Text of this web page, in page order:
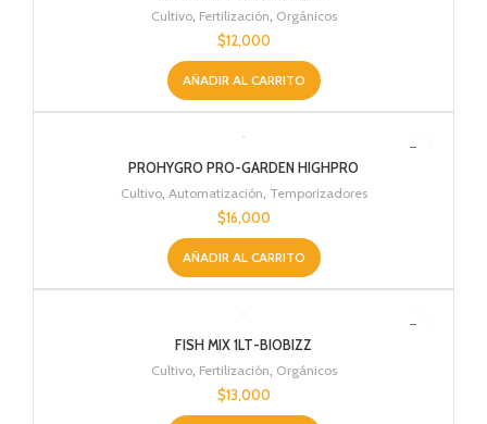
Cultivo, Fertilización Orgánicos
$12,000
AÑADIR AL CARRITO
PROHYGRO PRO-GARDEN HIGHPRO
Cultivo, Automatización Temporizadores
$16,000
AÑADIR AL CARRITO
FISH MIX 1LT-BIOBIZZ
Cultivo, Fertilización Orgánicos
$13,000